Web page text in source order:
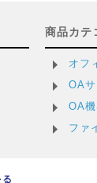
商品カテ
オフ
OA
OA
ファ